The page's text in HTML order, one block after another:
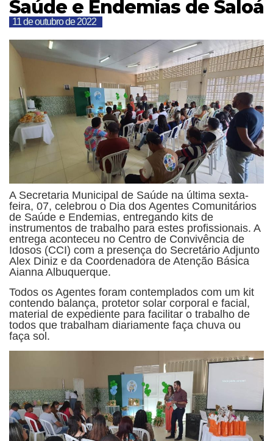
Saúde e Endemias de Saloá
11 de outubro de 2022
A Secretaria Municipal de Saúde na última sexta-
feira, 07, celebrou o Dia dos Agentes Comunitários
de Saúde e Endemias, entregando kits de
instrumentos de trabalho para estes profissionais. A
entrega aconteceu no Centro de Convivência de
Idosos (CCI) com a presença do Secretário Adjunto
Alex Diniz e da Coordenadora de Atenção Básica
Aianna Albuquerque.
Todos os Agentes foram contemplados com um kit
contendo balança, protetor solar corporal e facial,
material de expediente para facilitar o trabalho de
todos que trabalham diariamente faça chuva ou
faça sol.